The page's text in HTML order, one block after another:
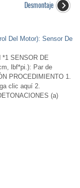
Desmontaje
Del Motor): Sensor De
*1 SENSOR DE
lbf*pi.): Par de
PROCEDIMIENTO 1.
clic aquí 2.
(a)